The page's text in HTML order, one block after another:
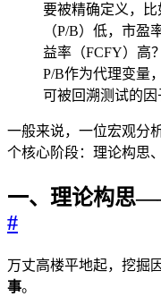
要被精确定义，
（P/B）低，市盈
益率（FCFY）高
P/B作为代理变量
可被回溯测试的因
一般来说，一位宏观分
个核心阶段：理论构思
一、理论构思
#
万丈高楼平地起，挖掘
事。